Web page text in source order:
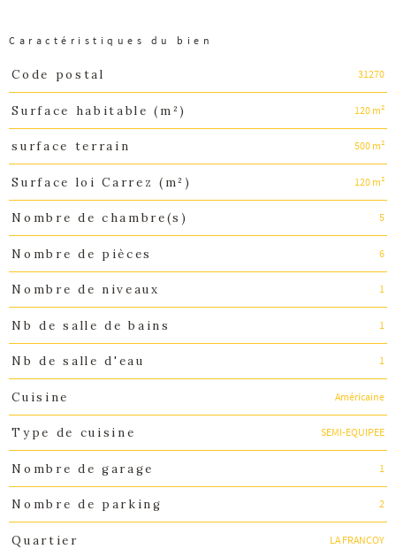
Caractéristiques du bien
Caractéristiques Valeurs
Code postal 31270
Surface habitable (m²) 120 m²
surface terrain 500 m²
Surface loi Carrez (m²) 120 m²
Nombre de chambre(s) 5
Nombre de pièces 6
Nombre de niveaux 1
Nb de salle de bains 1
Nb de salle d'eau 1
Cuisine Américaine
Type de cuisine SEMI-EQUIPEE
Nombre de garage 1
Nombre de parking 2
Quartier LA FRANCOY